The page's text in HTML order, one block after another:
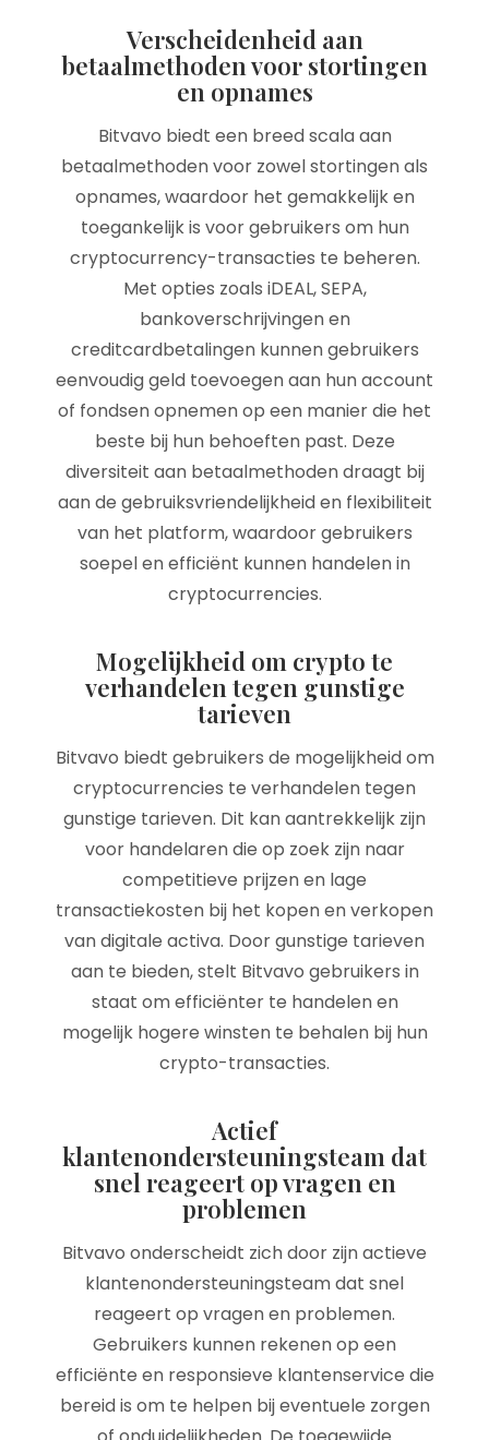
Verscheidenheid aan
betaalmethoden voor stortingen
en opnames
Bitvavo biedt een breed scala aan
betaalmethoden voor zowel stortingen als
opnames, waardoor het gemakkelijk en
toegankelijk is voor gebruikers om hun
cryptocurrency-transacties te beheren.
Met opties zoals iDEAL, SEPA,
bankoverschrijvingen en
creditcardbetalingen kunnen gebruikers
eenvoudig geld toevoegen aan hun account
of fondsen opnemen op een manier die het
beste bij hun behoeften past. Deze
diversiteit aan betaalmethoden draagt bij
aan de gebruiksvriendelijkheid en flexibiliteit
van het platform, waardoor gebruikers
soepel en efficiënt kunnen handelen in
cryptocurrencies.
Mogelijkheid om crypto te
verhandelen tegen gunstige
tarieven
Bitvavo biedt gebruikers de mogelijkheid om
cryptocurrencies te verhandelen tegen
gunstige tarieven. Dit kan aantrekkelijk zijn
voor handelaren die op zoek zijn naar
competitieve prijzen en lage
transactiekosten bij het kopen en verkopen
van digitale activa. Door gunstige tarieven
aan te bieden, stelt Bitvavo gebruikers in
staat om efficiënter te handelen en
mogelijk hogere winsten te behalen bij hun
crypto-transacties.
Actief
klantenondersteuningsteam dat
snel reageert op vragen en
problemen
Bitvavo onderscheidt zich door zijn actieve
klantenondersteuningsteam dat snel
reageert op vragen en problemen.
Gebruikers kunnen rekenen op een
efficiënte en responsieve klantenservice die
bereid is om te helpen bij eventuele zorgen